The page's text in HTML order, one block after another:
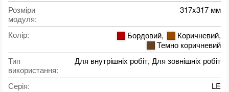
Розміри
модуля:
317x317 мм
Колір: Бордовий, Коричневий,
Темно коричневий
Тип
використання:
Для внутрішніх робіт, Для зовнішніх робіт
Серія:
LE